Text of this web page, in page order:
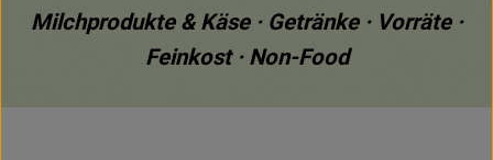
Milchprodukte & Käse · Getränke · Vorräte ·
Feinkost · Non-Food